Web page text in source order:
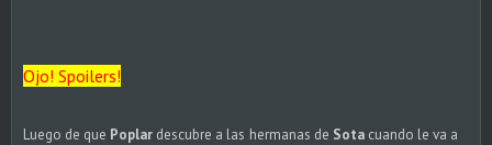
Ojo! Spoilers!
Luego de que Poplar descubre a las hermanas de Sota cuando le va a